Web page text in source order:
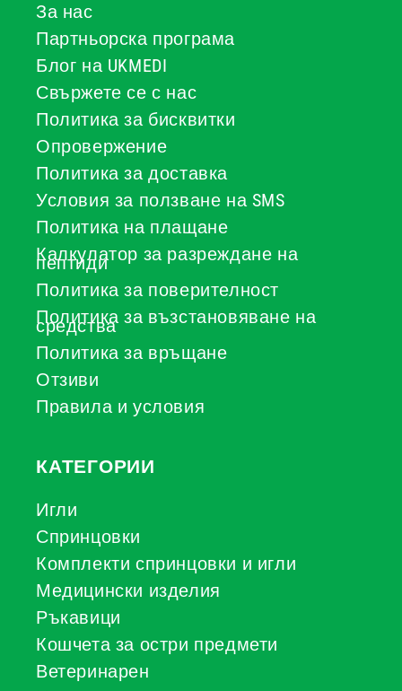
За нас
Партньорска програма
Блог на UKMEDI
Свържете се с нас
Политика за бисквитки
Опровержение
Политика за доставка
Условия за ползване на SMS
Политика на плащане
Калкулатор за разреждане на
пептиди
Политика за поверителност
Политика за възстановяване на
средства
Политика за връщане
Отзиви
Правила и условия
КАТЕГОРИИ
Игли
Спринцовки
Комплекти спринцовки и игли
Медицински изделия
Ръкавици
Кошчета за остри предмети
Ветеринарен